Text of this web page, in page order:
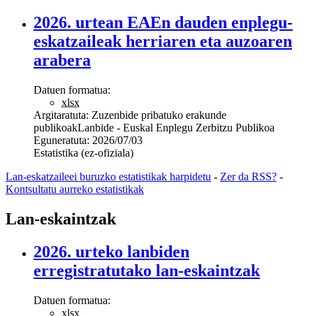
2026. urtean EAEn dauden enplegu-
eskatzaileak herriaren eta auzoaren
arabera
Datuen formatua:
xlsx
Argitaratuta: Zuzenbide pribatuko erakunde
publikoakLanbide - Euskal Enplegu Zerbitzu Publikoa
Eguneratuta: 2026/07/03
Estatistika (ez-ofiziala)
Lan-eskatzaileei buruzko estatistikak harpidetu - Zer da RSS? -
Kontsultatu aurreko estatistikak
Lan-eskaintzak
2026. urteko lanbiden
erregistratutako lan-eskaintzak
Datuen formatua:
xlsx